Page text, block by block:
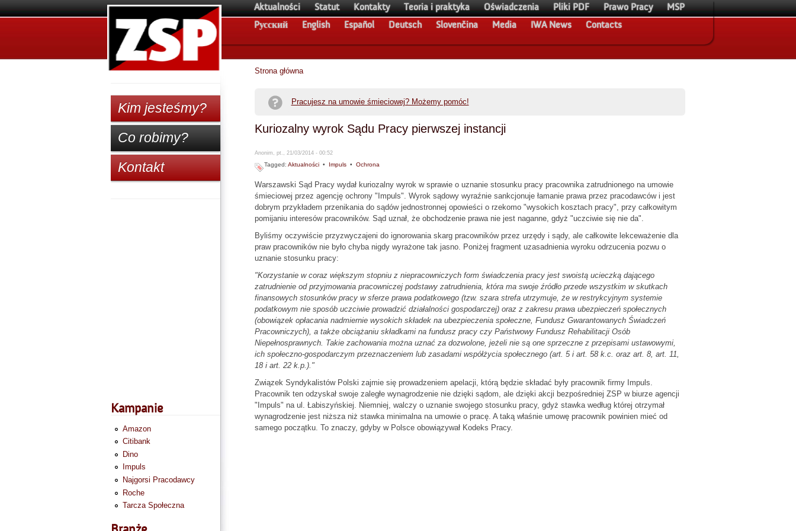
Aktualności Statut Kontakty Teoria i praktyka Oświadczenia Pliki PDF Prawo Pracy
MSP
Pусский
English Español Deutsch Slovenčina Media IWA News Contacts
Strona główna
Pracujesz na umowie śmieciowej? Możemy pomóc!
Kuriozalny wyrok Sądu Pracy pierwszej instancji
Anonim, pt., 21/03/2014 - 00:52
Tagged: Aktualności• Impuls• Ochrona
Warszawski Sąd Pracy wydał kuriozalny wyrok w sprawie o uznanie stosunku pracy pracownika zatrudnionego na umowie
śmieciowej przez agencję ochrony "Impuls". Wyrok sądowy wyraźnie sankcjonuje łamanie prawa przez pracodawców i jest
dobrym przykładem przenikania do sądów jednostronnej opowieści o rzekomo "wysokich kosztach pracy", przy całkowitym
pomijaniu interesów pracowników. Sąd uznał, że obchodzenie prawa nie jest naganne, gdyż "uczciwie się nie da".
Byliśmy oczywiście przyzwyczajeni do ignorowania skarg pracowników przez urzędy i sądy, ale całkowite lekceważenie dla
praw pracowników nie było chyba nigdy wyrażone tak jasno. Poniżej fragment uzasadnienia wyroku odrzucenia pozwu o
uznanie stosunku pracy:
"Korzystanie w coraz większym stopniu z niepracowniczych form świadczenia pracy jest swoistą ucieczką dającego
zatrudnienie od przyjmowania pracowniczej podstawy zatrudnienia, która ma swoje źródło przede wszystkim w skutkach
finansowych stosunków pracy w sferze prawa podatkowego (tzw. szara strefa utrzymuje, że w restrykcyjnym systemie
podatkowym nie sposób uczciwie prowadzić działalności gospodarczej) oraz z zakresu prawa ubezpieczeń społecznych
(obowiązek opłacania nadmiernie wysokich składek na ubezpieczenia społeczne, Fundusz Gwarantowanych Świadczeń
Pracowniczych), a także obciążaniu składkami na fundusz pracy czy Państwowy Fundusz Rehabilitacji Osób
Niepełnosprawnych. Takie zachowania można uznać za dozwolone, jeżeli nie są one sprzeczne z przepisami ustawowymi,
ich społeczno-gospodarczym przeznaczeniem lub zasadami współżycia społecznego (art. 5 i art. 58 k.c. oraz art. 8, art. 11,
18 i art. 22 k.p.)."
Związek Syndykalistów Polski zajmie się prowadzeniem apelacji, którą będzie składać były pracownik firmy Impuls.
Pracownik ten odzyskał swoje zaległe wynagrodzenie nie dzięki sądom, ale dzięki akcji bezpośredniej ZSP w biurze agencji
"Impuls" na ul. Łabiszyńskiej. Niemniej, walczy o uznanie swojego stosunku pracy, gdyż stawka według której otrzymał
wynagrodzenie jest niższa niż stawka minimalna na umowie o pracę. A taką właśnie umowę pracownik powinien mieć od
samego początku. To znaczy, gdyby w Polsce obowiązywał Kodeks Pracy.
Kim jesteśmy?
Co robimy?
Kontakt
Kampanie
Amazon
Citibank
Dino
Impuls
Najgorsi Pracodawcy
Roche
Tarcza Społeczna